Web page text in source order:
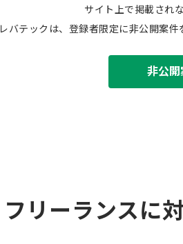
サイト上で掲載され
レバテックは、登録者限定に非公開案
非公
フリーランスに